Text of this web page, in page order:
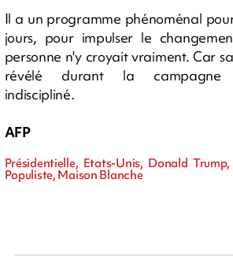
Il a un programme phénoménal
jours, pour impulser le
personne n'y croyait vraiment. Car
révélé durant la campagne
indiscipliné.
AFP
Présidentielle, Etats-Unis, Donald
Populiste, Maison Blanche